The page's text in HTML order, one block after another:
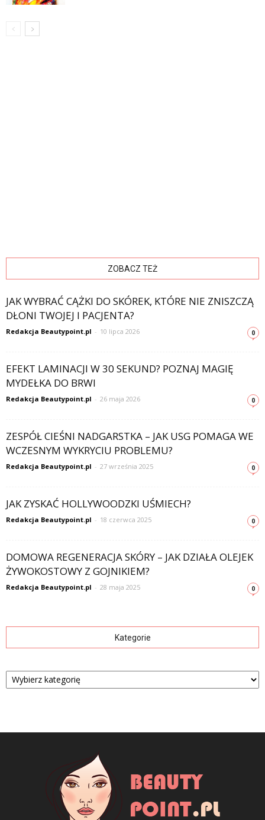
ZOBACZ TEŻ
JAK WYBRAĆ CĄŻKI DO SKÓREK, KTÓRE NIE ZNISZCZĄ
DŁONI TWOJEJ I PACJENTA?
Redakcja Beautypoint.pl - 10 lipca 2026 0
EFEKT LAMINACJI W 30 SEKUND? POZNAJ MAGIĘ
MYDEŁKA DO BRWI
Redakcja Beautypoint.pl - 26 maja 2026 0
ZESPÓŁ CIEŚNI NADGARSTKA – JAK USG POMAGA WE
WCZESNYM WYKRYCIU PROBLEMU?
Redakcja Beautypoint.pl - 27 września 2025 0
JAK ZYSKAĆ HOLLYWOODZKI UŚMIECH?
Redakcja Beautypoint.pl - 18 czerwca 2025 0
DOMOWA REGENERACJA SKÓRY – JAK DZIAŁA OLEJEK
ŻYWOKOSTOWY Z GOJNIKIEM?
Redakcja Beautypoint.pl - 28 maja 2025 0
Kategorie
Kategorie